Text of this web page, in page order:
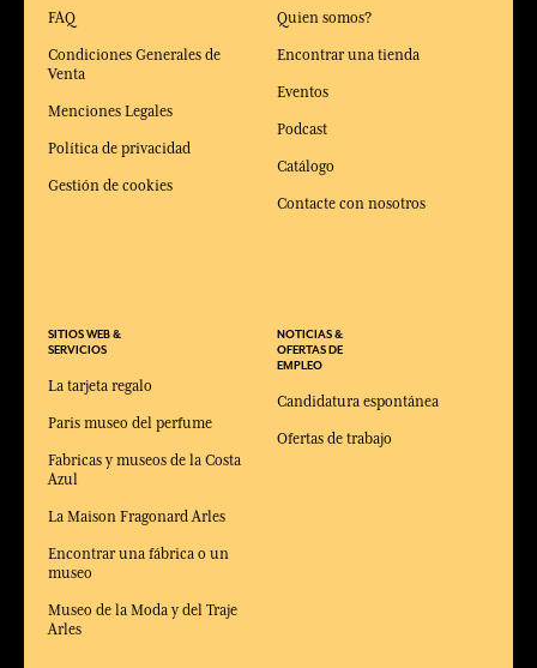
FAQ
Condiciones Generales de
Venta
Menciones Legales
Política de privacidad
Gestión de cookies
SITIOS WEB &
SERVICIOS
La tarjeta regalo
Paris museo del perfume
Fabricas y museos de la Costa
Azul
La Maison Fragonard Arles
Encontrar una fábrica o un
museo
Museo de la Moda y del Traje
Arles
Quien somos?
Encontrar una tienda
Eventos
Podcast
Catálogo
Contacte con nosotros
NOTICIAS &
OFERTAS DE
EMPLEO
Candidatura espontánea
Ofertas de trabajo